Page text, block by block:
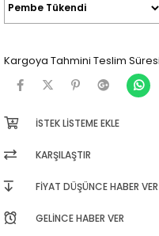
Kargoya Tahmini Teslim Süresi
İSTEK LISTEME EKLE
KARŞILAŞTIR
FIYAT DÜŞÜNCE HABER VER
GELINCE HABER VER